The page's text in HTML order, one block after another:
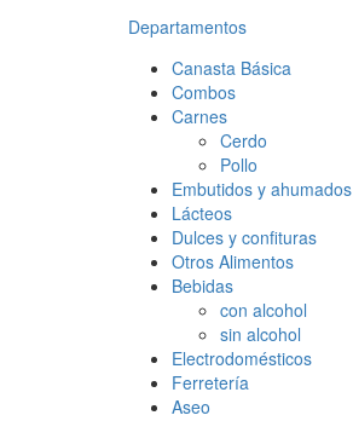
Departamentos
Canasta Básica
Combos
Carnes
Cerdo
Pollo
Embutidos y ahumados
Lácteos
Dulces y confituras
Otros Alimentos
Bebidas
con alcohol
sin alcohol
Electrodomésticos
Ferretería
Aseo